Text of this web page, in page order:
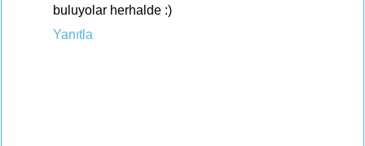
buluyolar herhalde :)
Yanıtla